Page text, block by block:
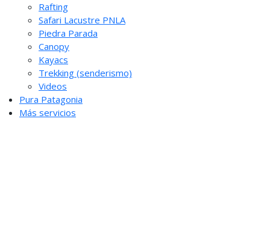
Rafting
Safari Lacustre PNLA
Piedra Parada
Canopy
Kayacs
Trekking (senderismo)
Videos
Pura Patagonia
Más servicios